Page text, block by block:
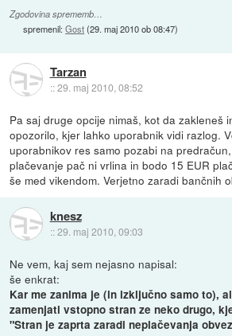
Zgodovina sprememb…
spremenil:Gost(29. maj 2010 ob 08:47)
Tarzan
::29. maj 2010, 08:52
Pa saj druge opcije nimaš, kot da zakleneš
opozorilo, kjer lahko uporabnik vidi razlog.
uporabnikov res samo pozabi na
plačevanje pač ni vrlina in bodo 15 EUR
še med vikendom. Verjetno zaradi bančnih
knesz
::29. maj 2010, 09:03
Ne vem, kaj sem nejasno napisal:
še enkrat:
Kar me zanima je (in izključno samo to),
zamenjati vstopno stran ze neko drugo,
"Stran je zaprta zaradi neplačevanja